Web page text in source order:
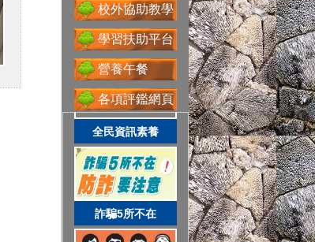
校外協助教學
學習扶助平台
營養午餐
各項評鑑網頁
網路守護天使
省水好習慣
全民資訊素養
詐騙5所不在